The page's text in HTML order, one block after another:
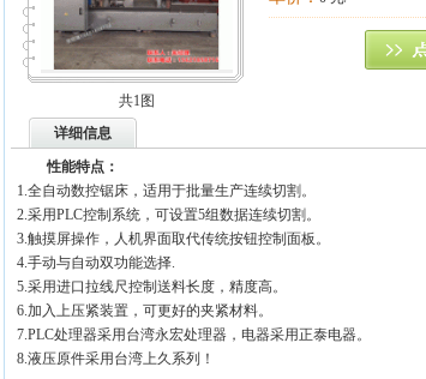
共1图
详细信息
性能特点：
1.全自动数控锯床 ，适用于批量生产连续切割。
2.采用PLC控制系统，可设置5组数据连续切割。
3.触摸屏操作，人机界面取代传统按钮控制面板。
4.手动与自动双功能选择.
5.采用进口拉线尺控制送料长度，精度高。
6.加入上压紧装置，可更好的夹紧材料。
7.PLC处理器采用台湾永宏处理器，电器采用正泰电器。
8.液压原件采用台湾上久系列！